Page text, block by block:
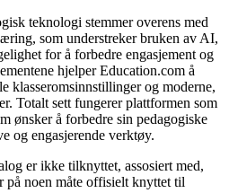
teknologi stemmer overens med
som understreker bruken av AI,
for å forbedre engasjement og
hjelper Education.com å
klasseromsinnstillinger og moderne,
Totalt sett fungerer plattformen som
ønsker å forbedre sin pedagogiske
og engasjerende verktøy.
er ikke tilknyttet, assosiert med,
på noen måte offisielt knyttet til